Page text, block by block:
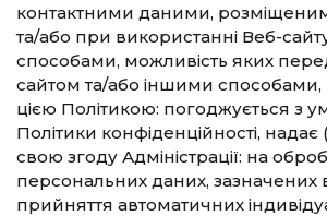
контактними даними,
та/або при використанні Веб-
способами, можливість яких
сайтом та/або іншими
цією Політикою: погоджується з
Політики конфіденційності,
свою згоду Адміністрації: на
персональних даних, зазначених
прийняття автоматичних